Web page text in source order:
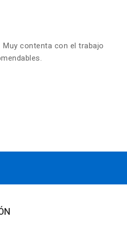
contenta con el trabajo